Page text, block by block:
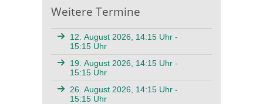
Weitere Termine
12. August 2026, 14:15 Uhr -
15:15 Uhr
19. August 2026, 14:15 Uhr -
15:15 Uhr
26. August 2026, 14:15 Uhr -
15:15 Uhr